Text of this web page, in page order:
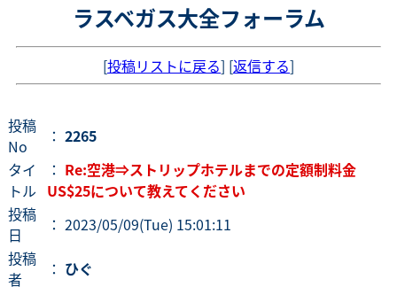
ラスベガス大全フォーラム
[投稿リストに戻る] [返信する]
投稿
No
： 2265
タイ
トル
： Re:空港⇒ストリップホテルまでの定額制料金
US$25について教えてください
投稿
日
： 2023/05/09(Tue) 15:01:11
投稿
者
： ひぐ